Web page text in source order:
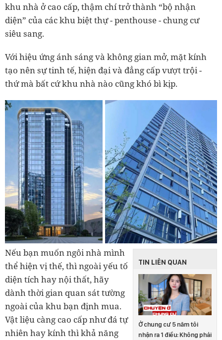
khu nhà ở cao cấp, thậm chí trở thành “bộ nhận
diện” của các khu biệt thự-penthouse- chung cư
siêu sang.
Với hiệu ứng ánh sáng và không gian mở, mặt kính
tạo nên sự tinh tế, hiện đại và đẳng cấp vượt trội-
thứ mà bất cứ khu nhà nào cũng khó bì kịp.
TIN LIÊN QUAN
Ở chung cư 5 năm tôi
nhận ra 1 điều: Không phải
Nếu bạn muốn ngôi nhà mình
thể hiện vị thế, thì ngoài yếu tố
diện tích hay nội thất, hãy
dành thời gian quan sát tường
ngoài của khu bạn định mua.
Vật liệu càng cao cấp như đá tự
nhiên hay kính thì khả năng